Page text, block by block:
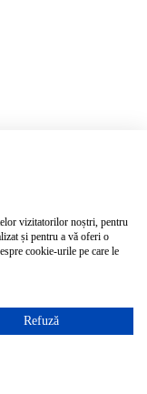
vizitatorilor noștri, pentru
și pentru a vă oferi o
cookie-urile pe care le
Refuză